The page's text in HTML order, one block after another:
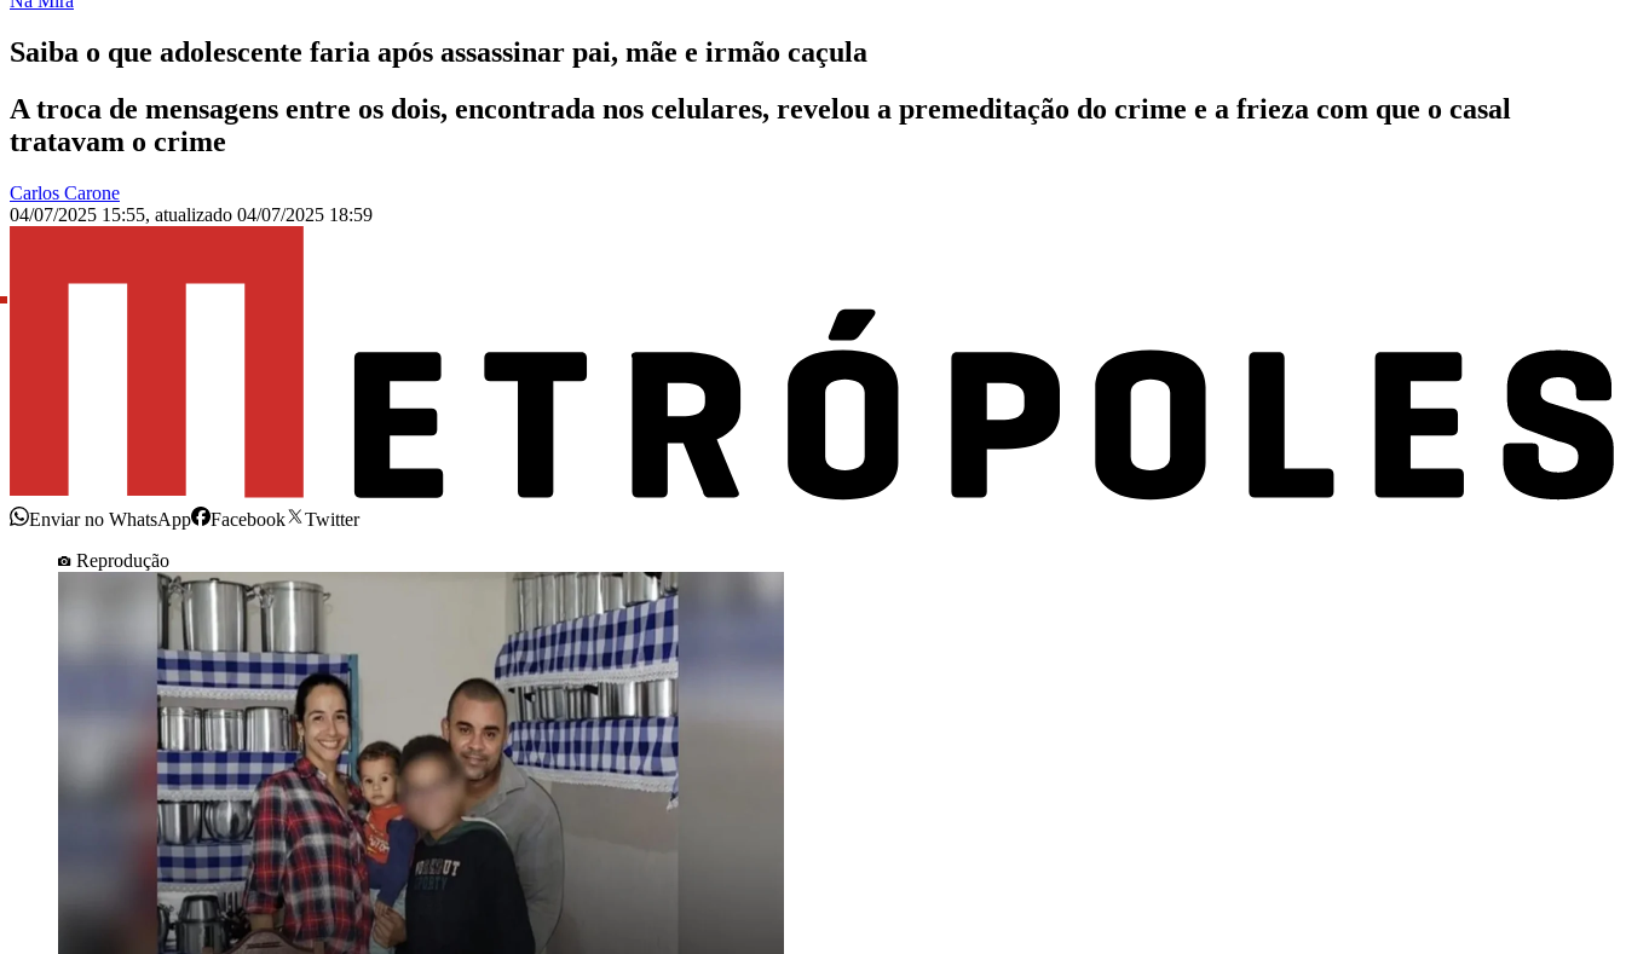
Saiba o que adolescente faria após assassinar pai, mãe e irmão caçula
A troca de mensagens entre os dois, encontrada nos celulares, revelou a premeditação do crime e a frieza com que o casal
tratavam o crime
Carlos Carone
04/07/2025 15:55, atualizado 04/07/2025 18:59
Enviar no WhatsApp Facebook
Twitter
Reprodução